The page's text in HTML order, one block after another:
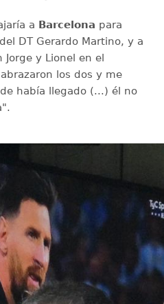
a Barcelona para
DT Gerardo Martino, y a
y Lionel en el
los dos y me
había llegado (...) él no